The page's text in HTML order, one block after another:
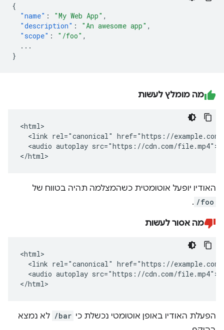
{
"name" : "My Web App" ,
"description" : "An awesome app" ,
"scope" : "/foo" ,
...
}
מה מומלץ לעשות
<html>
<link rel="canonical" href="https://
<audio autoplay src="https://cdn.com/
</html>
האודיו יופעל אוטומטית כשהמצלמה תהיה בטווח של
/foo
.
מה אסור לעשות
<html>
<link rel="canonical" href="https://
<audio autoplay src="https://cdn.com/
</html>
הפעלת האודיו באופן אוטומטי נכשלת כי /bar לא נמצא